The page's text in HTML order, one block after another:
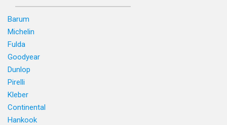
Barum
Michelin
Fulda
Goodyear
Dunlop
Pirelli
Kleber
Continental
Hankook